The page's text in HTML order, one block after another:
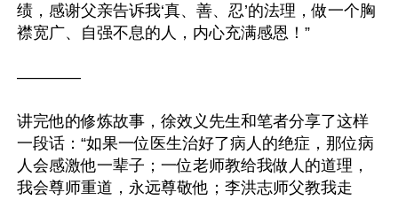
绩，感谢父亲告诉我‘真、善、忍’的法理，做一个胸
襟宽广、自强不息的人，内心充满感恩！”
————
讲完他的修炼故事，徐效义先生和笔者分享了这样
一段话：“如果一位医生治好了病人的绝症，那位病
人会感激他一辈子；一位老师教给我做人的道理，
我会尊师重道，永远尊敬他；李洪志师父教我走